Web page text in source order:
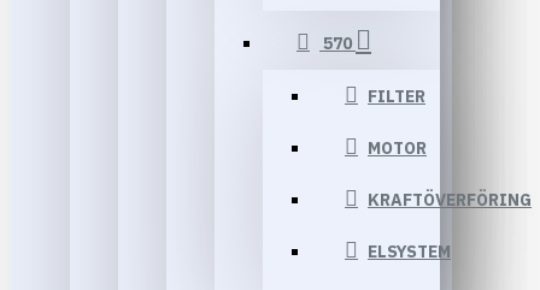
570
FILTER
MOTOR
KRAFTÖVERFÖRING
ELSYSTEM